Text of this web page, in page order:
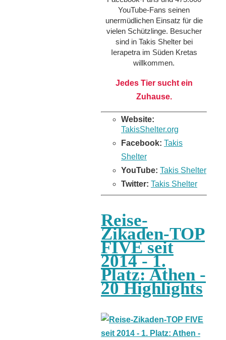
YouTube-Fans seinen
unermüdlichen Einsatz für die
vielen Schützlinge. Besucher
sind in Takis Shelter bei
Ierapetra im Süden Kretas
willkommen.
Jedes Tier sucht ein
Zuhause.
Website:
TakisShelter.org
Facebook: Takis
Shelter
YouTube: Takis Shelter
Twitter: Takis Shelter
Reise-
Zikaden-TOP
FIVE seit
2014 - 1.
Platz: Athen -
20 Highlights